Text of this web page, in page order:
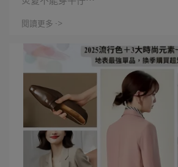
閱讀更多 ->